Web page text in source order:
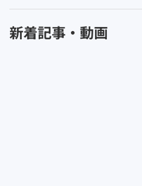
新着記事・動画